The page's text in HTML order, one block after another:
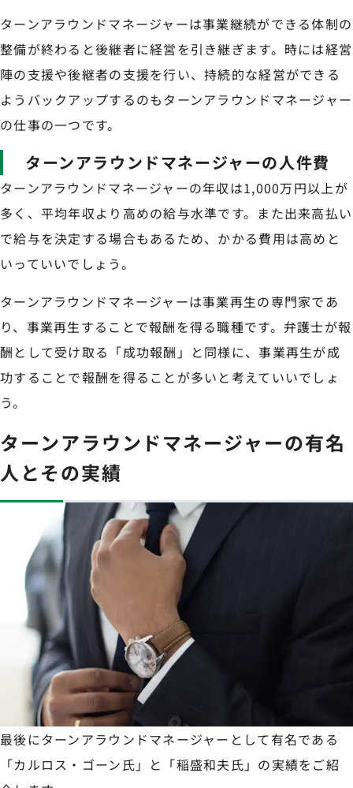
ターンアラウンドマネージャーは事業継続ができる体制の
整備が終わると後継者に経営を引き継ぎます。時には経営
陣の支援や後継者の支援を行い、持続的な経営ができる
ようバックアップするのもターンアラウンドマネージャー
の仕事の一つです。
ターンアラウンドマネージャーの人件費
ターンアラウンドマネージャーの年収は1,000万円以上が
多く、平均年収より高めの給与水準です。また出来高払い
で給与を決定する場合もあるため、かかる費用は高めと
いっていいでしょう。
ターンアラウンドマネージャーは事業再生の専門家であ
り、事業再生することで報酬を得る職種です。弁護士が報
酬として受け取る「成功報酬」と同様に、事業再生が成
功することで報酬を得ることが多いと考えていいでしょ
う。
ターンアラウンドマネージャーの有名
人とその実績
最後にターンアラウンドマネージャーとして有名である
「カルロス・ゴーン氏」と「稲盛和夫氏」の実績をご紹